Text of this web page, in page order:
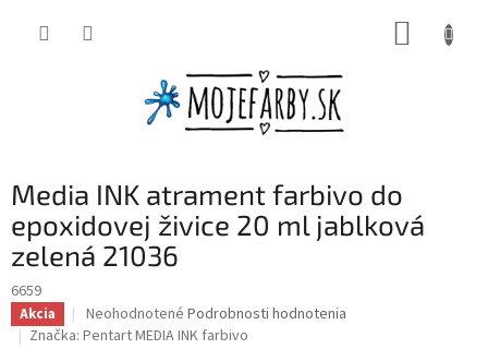
Media INK atrament farbivo do
epoxidovej živice 20 ml jablková
zelená 21036
6659
Akcia
Priemerné
hodnotenie
Neohodnotené Podrobnosti hodnotenia
Značka: Pentart MEDIA INK farbivo